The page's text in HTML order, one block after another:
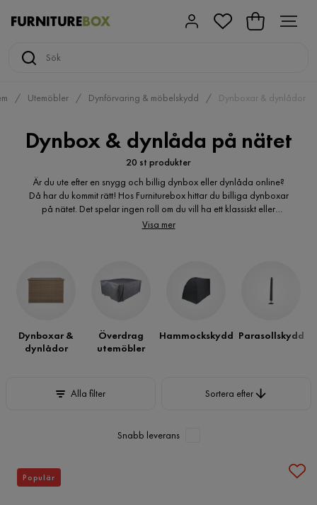
Utemöbler Dynförvaring & möbelskydd Dynboxar & dynlådor
Dynbox & dynlåda på nätet
20 st produkter
Är du ute efter en snygg och billig dynbox eller dynlåda online?
Då har du kommit rätt! Hos Furniturebox hittar du billiga dynboxar
på nätet. Det spelar ingen roll om du vill ha ett klassiskt eller
modernt uttryck, här hittar du många varianter av dynlådor för
dynboxar för smart och smidig förvaring av dynor och tillbehör.
Visa mer
Dynboxar &
dynlådor
Överdrag
utemöbler
Hammockskydd Parasollskydd
Alla filter Sortera efter
Snabb leverans
Populär